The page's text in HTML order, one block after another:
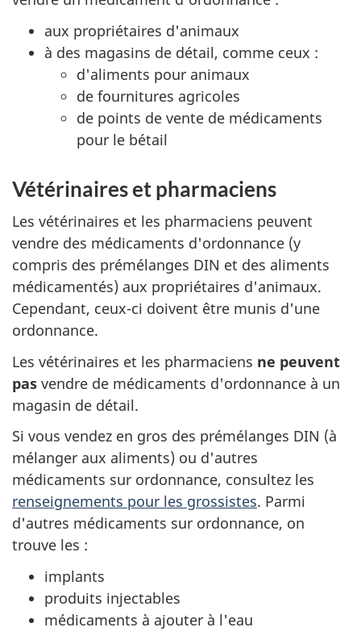
aux propriétaires d'animaux
à des magasins de détail, comme ceux :
d'aliments pour animaux
de fournitures agricoles
de points de vente de médicaments
pour le bétail
Vétérinaires et pharmaciens
Les vétérinaires et les pharmaciens peuvent
vendre des médicaments d'ordonnance (y
compris des prémélanges DIN et des aliments
médicamentés) aux propriétaires d'animaux.
Cependant, ceux-ci doivent être munis d'une
ordonnance.
Les vétérinaires et les pharmaciens ne peuvent
pas vendre de médicaments d'ordonnance à un
magasin de détail.
Si vous vendez en gros des prémélanges DIN (à
mélanger aux aliments) ou d'autres
médicaments sur ordonnance, consultez les
renseignements pour les grossistes. Parmi
d'autres médicaments sur ordonnance, on
trouve les :
implants
produits injectables
médicaments à ajouter à l'eau